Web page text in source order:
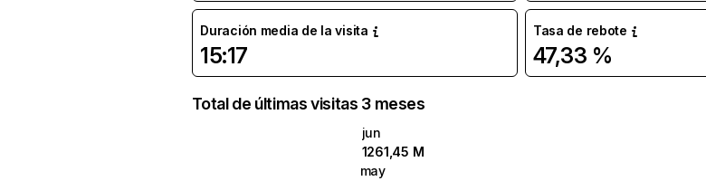
Duración media de la visita
15:17
Tasa de rebote
47,33 %
Total de últimas visitas 3 meses
jun
1261,45 M
may